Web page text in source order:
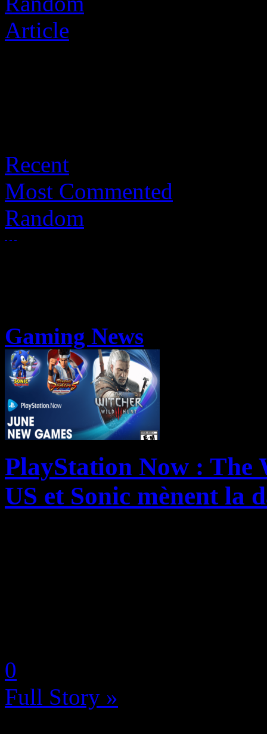
Recent
Most Commented
Random
Gaming News
PlayStation Now : The
US et Sonic mènent la
0
Full Story »